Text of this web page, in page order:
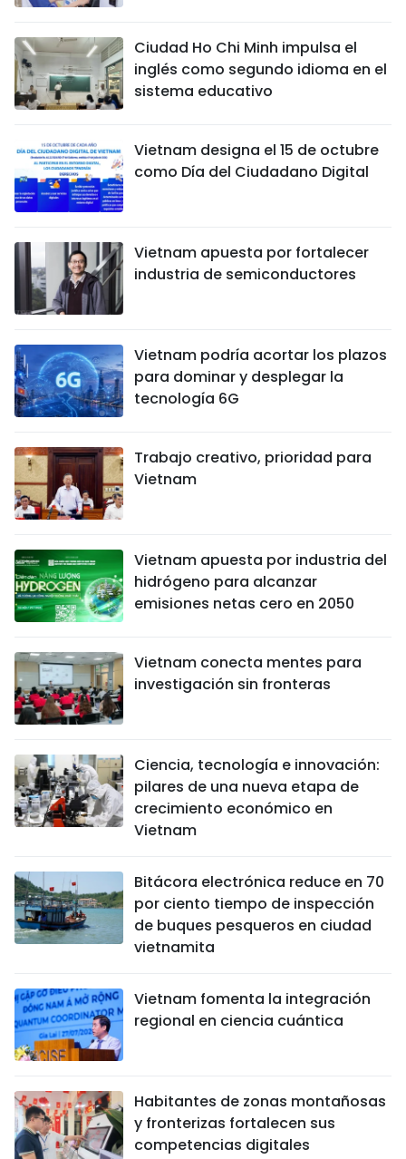
Ciudad Ho Chi Minh impulsa el
inglés como segundo idioma en el
sistema educativo
Vietnam designa el 15 de octubre
como Día del Ciudadano Digital
Vietnam apuesta por fortalecer
industria de semiconductores
Vietnam podría acortar los plazos
para dominar y desplegar la
tecnología 6G
Trabajo creativo, prioridad para
Vietnam
Vietnam apuesta por industria del
hidrógeno para alcanzar
emisiones netas cero en 2050
Vietnam conecta mentes para
investigación sin fronteras
Ciencia, tecnología e innovación:
pilares de una nueva etapa de
crecimiento económico en
Vietnam
Bitácora electrónica reduce en 70
por ciento tiempo de inspección
de buques pesqueros en ciudad
vietnamita
Vietnam fomenta la integración
regional en ciencia cuántica
Habitantes de zonas montañosas
y fronterizas fortalecen sus
competencias digitales